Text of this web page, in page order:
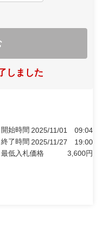
しました
開始時間 2025/11/01
09:04
終了時間 2025/11/27
19:00
最低入札価格
3,600円